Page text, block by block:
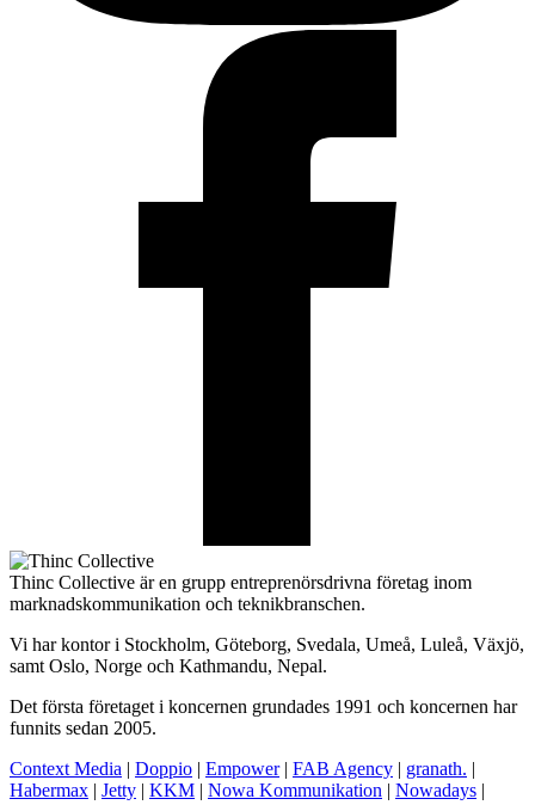
Thinc Collective är en grupp entreprenörsdrivna företag inom
marknadskommunikation och teknikbranschen.
Vi har kontor i Stockholm, Göteborg, Svedala, Umeå, Luleå, Växjö,
samt Oslo, Norge och Kathmandu, Nepal.
Det första företaget i koncernen grundades 1991 och koncernen har
funnits sedan 2005.
Context Media | Doppio | Empower| FAB Agency | granath. |
Habermax | Jetty | KKM | Nowa Kommunikation | Nowadays |